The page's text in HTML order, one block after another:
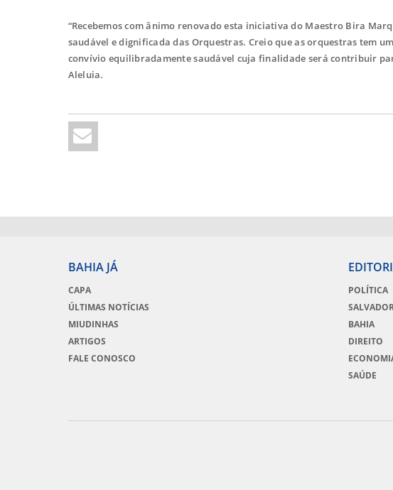
“Recebemos com ânimo renovado esta iniciativa do Maestro Bira
saudável e dignificada das Orquestras. Creio que as orquestras tem
convívio equilibradamente saudável cuja finalidade será contribuir
Aleluia.
BAHIA JÁ
CAPA
ÚLTIMAS NOTÍCIAS
MIUDINHAS
ARTIGOS
FALE CONOSCO
POLÍTICA
BAHIA
DIREITO
SAÚDE